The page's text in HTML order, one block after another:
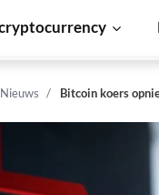
Bitcoin koers